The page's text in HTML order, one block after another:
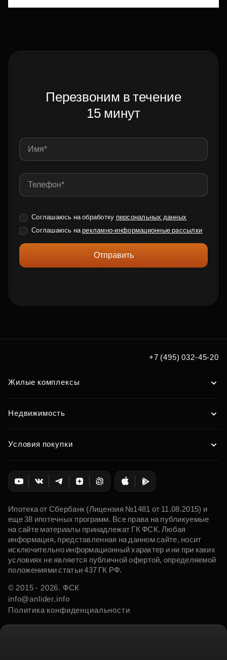
Перезвоним в течение
15 минут
Соглашаюсь на обработку персональных данных
Соглашаюсь нарекламно-информационные рассылки
Отправить
+7 (495) 032-45-20
Жилые комплексы
Недвижимость
Условия покупки
Ипотека от Сбербанк (Лицензия №1481 от 11.08.2015) и
еще 38 ипотечных программ. Все права на публикуемые
на сайте материалы принадлежат ГК ФСК. Любая
информация, представленная на данном сайте, носит
исключительно информационный характер и ни при каких
условиях не является публичной офертой, определяемой
положениями статьи 437 ГК РФ.
© 2015 - 2026. ФСК
info@anlider.info
Политика конфиденциальности